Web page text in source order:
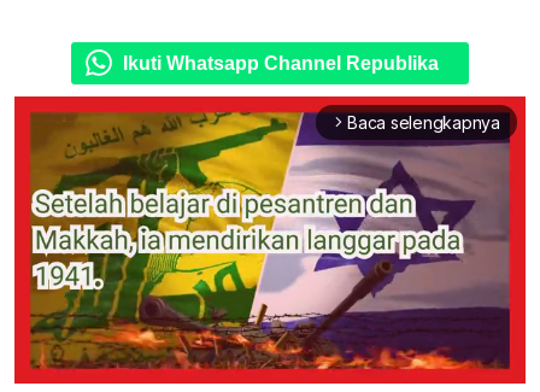
Ikuti Whatsapp Channel Republika
arrow_forward_ios Baca selengkapnya